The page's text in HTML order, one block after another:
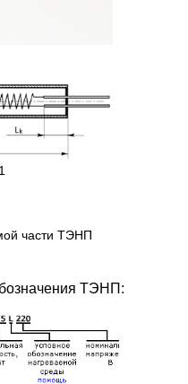
части ТЭНП
ТЭНП: